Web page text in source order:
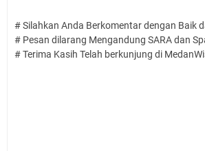
# Silahkan Anda Berkomentar dengan Baik
# Pesan dilarang Mengandung SARA dan
# Terima Kasih Telah berkunjung di